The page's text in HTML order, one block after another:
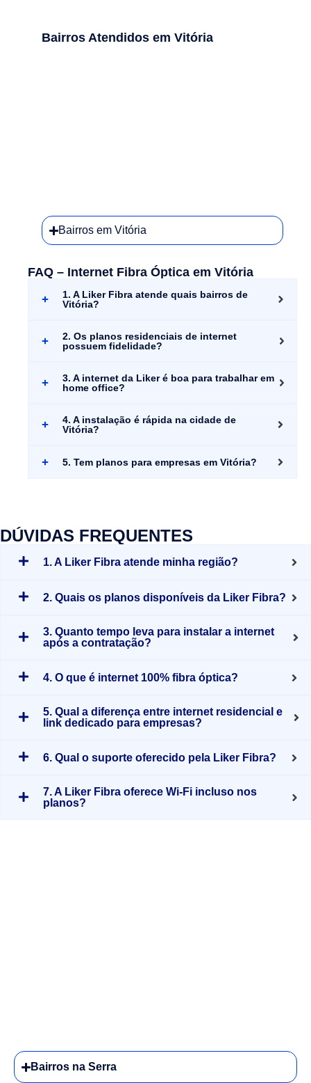
Bairros Atendidos em Vitória
Bairros em Vitória
FAQ – Internet Fibra Óptica em Vitória
1. A Liker Fibra atende quais bairros de
Vitória?
2. Os planos residenciais de internet
possuem fidelidade?
3. A internet da Liker é boa para trabalhar em
home office?
4. A instalação é rápida na cidade de
Vitória?
5. Tem planos para empresas em Vitória?
DÚVIDAS FREQUENTES
1. A Liker Fibra atende minha região?
2. Quais os planos disponíveis da Liker Fibra?
3. Quanto tempo leva para instalar a internet
após a contratação?
4. O que é internet 100% fibra óptica?
5. Qual a diferença entre internet residencial e
link dedicado para empresas?
6. Qual o suporte oferecido pela Liker Fibra?
7. A Liker Fibra oferece Wi-Fi incluso nos
planos?
Bairros na Serra